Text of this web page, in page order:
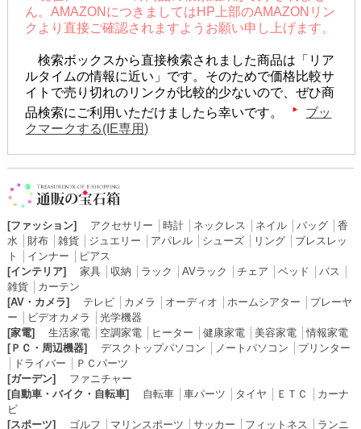
ん。AMAZONにつきましてはHP上部のAMAZONリン
クより直接ご確認されますようお願い申し上げます。
検索ボックスから直接検索されました商品は「リア
ルタイムの情報に近い」です。そのためで価格比較サ
イトで売り切れのリンクが比較的少ないので、ぜひ商
品検索にご利用いただけましたら幸いです。
ブッ
クマークする(IE専用)
[ファッション] アクセサリー 時計│ ネックレス ネイル│ バッグ│ 香
水
財布│ 雑貨│ ジュエリー アパレル│ シューズ│ リング│ ブレスレッ
ト
インナー
ピアス
[インテリア]
家具│ 収納 ラック AVラック チェア ベッド バス
雑貨│ カーテン
[AV・カメラ]
テレビ│ カメラ オーディオ ホームシアター
プレーヤ
ー
ビデオカメラ
光学機器
[家電]
生活家電│ 空調家電│ ヒーター 健康家電│ 美容家電│情報家電
[ＰＣ・周辺機器]
デスクトップパソコン ノートパソコン
プリンター
ドライバー
ＰＣパーツ
[ガーデン]
ファニチャー
[自動車・バイク・自転車]
自転車│ 車パーツ タイヤ ＥＴＣ
カーナ
ビ
[スポーツ]
ゴルフ マリンスポーツ サッカー フィットネス ランニ